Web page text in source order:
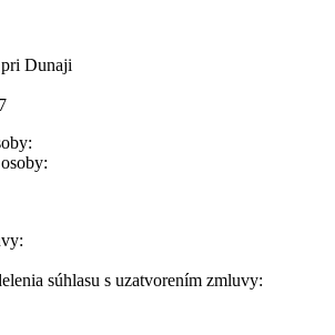
Dunaji
súhlasu s uzatvorením zmluvy: